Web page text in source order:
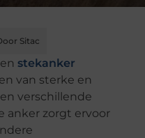
Sitac
stekanker
van sterke en
verschillende
anker zorgt ervoor